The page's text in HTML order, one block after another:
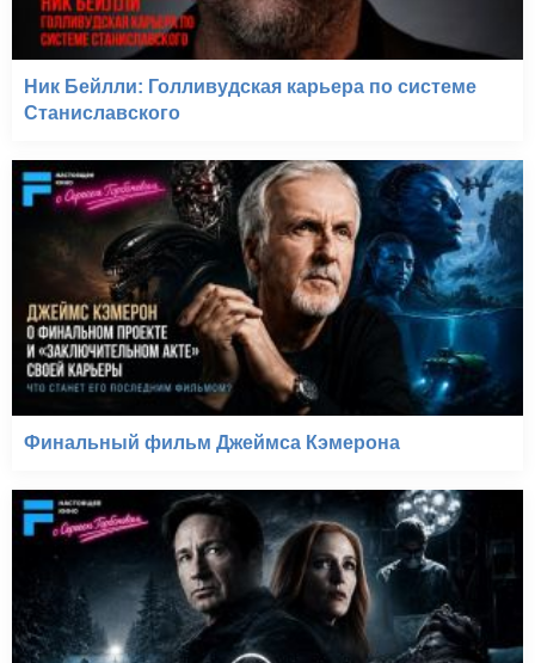
Ник Бейлли: Голливудская карьера по системе
Станиславского
Финальный фильм Джеймса Кэмерона